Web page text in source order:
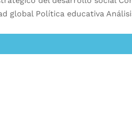
global Política educativa